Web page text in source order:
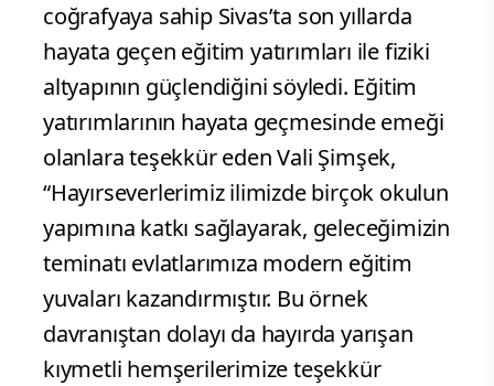
coğrafyaya sahip Sivas’ta son yıllarda
hayata geçen eğitim yatırımları ile fiziki
altyapının güçlendiğini söyledi. Eğitim
yatırımlarının hayata geçmesinde emeği
olanlara teşekkür eden Vali Şimşek,
“Hayırseverlerimiz ilimizde birçok okulun
yapımına katkı sağlayarak, geleceğimizin
teminatı evlatlarımıza modern eğitim
yuvaları kazandırmıştır. Bu örnek
davranıştan dolayı da hayırda yarışan
kıymetli hemşerilerimize teşekkür